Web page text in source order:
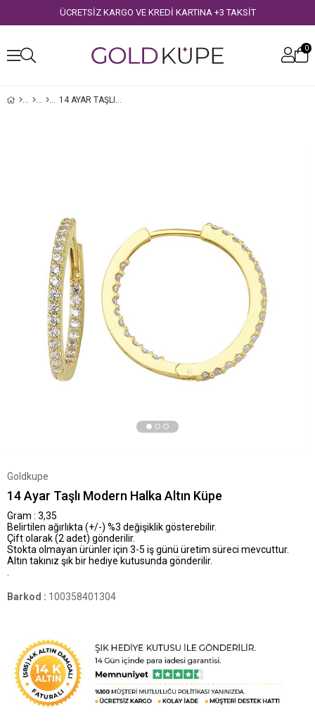
ÜCRETSİZ KARGO VE KREDİ KARTINA +3 TAKSİT
0
14 AYAR TAŞLI MODERN HALKA ALTIN KÜPE
Goldkupe
14 Ayar Taşlı Modern Halka Altın Küpe
Gram : 3,35
Belirtilen ağırlıkta (+/-) %3 değişiklik gösterebilir.
Çift olarak (2 adet) gönderilir.
Stokta olmayan ürünler için 3-5 iş günü üretim süreci mevcuttur.
Altın takınız şık bir hediye kutusunda gönderilir.
Barkod : 100358401304